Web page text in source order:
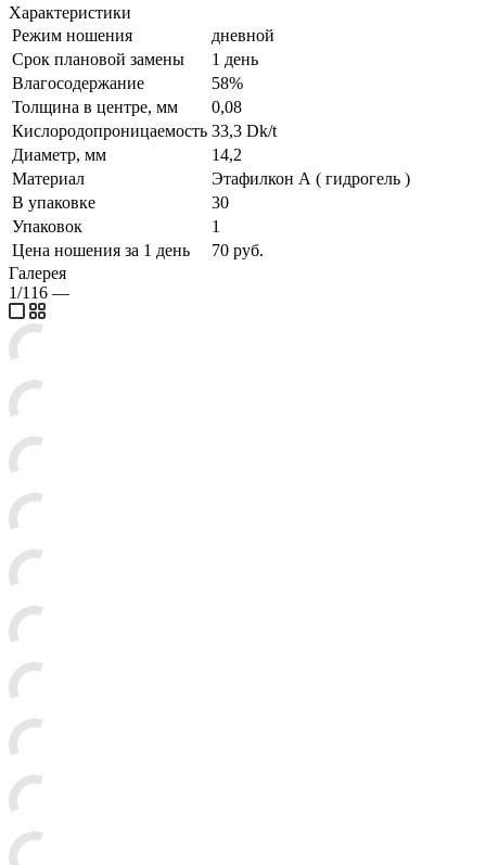
Характеристики
Режим ношения
дневной
Срок плановой замены
1 день
Влагосодержание
58%
Толщина в центре, мм
0,08
Кислородопроницаемость 33,3 Dk/t
Диаметр, мм
14,2
Материал
Этафилкон А ( гидрогель )
В упаковке
30
Упаковок
1
Цена ношения за 1 день
70 руб.
Галерея
1/116 —